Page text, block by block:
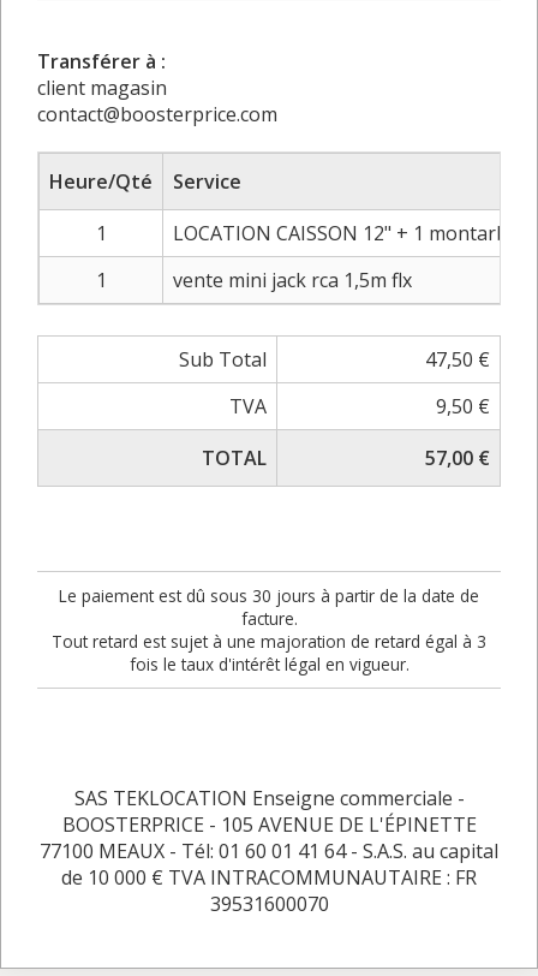
Transférer à :
client magasin
contact@boosterprice.com
Heure/Qté
Service
1
LOCATION CAISSON 12" + 1 montarbo
1
vente mini jack rca 1,5m flx
Sub Total
47,50 €
TVA
9,50 €
TOTAL
57,00 €
Le paiement est dû sous 30 jours à partir de la date de
facture.
Tout retard est sujet à une majoration de retard égal à 3
fois le taux d'intérêt légal en vigueur.
SAS TEKLOCATION Enseigne commerciale -
BOOSTERPRICE - 105 AVENUE DE L'ÉPINETTE
77100 MEAUX - Tél: 01 60 01 41 64 - S.A.S. au capital
de 10 000 € TVA INTRACOMMUNAUTAIRE : FR
39531600070